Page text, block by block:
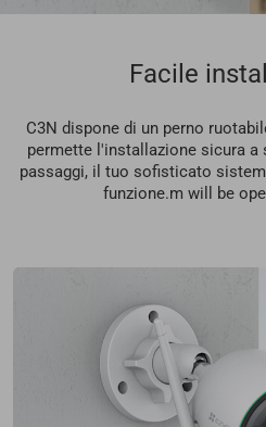
Facile
C3N dispone di un perno
permette l'installazione sicura
passaggi, il tuo sofisticato
funzione.m will be